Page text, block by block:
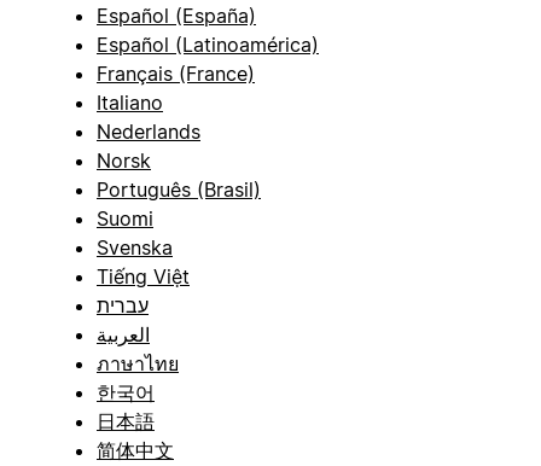
Español (España)
Español (Latinoamérica)
Français (France)
Italiano
Nederlands
Norsk
Português (Brasil)
Suomi
Svenska
Tiếng Việt
עברית
العربية
ภาษาไทย
한국어
日本語
简体中文